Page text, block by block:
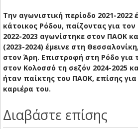
Την αγωνιστική περίοδο 2021-2022
κάτοικος Ρόδου, παίζοντας για
2022-2023 αγωνίστηκε στον ΠΑΟΚ
(2023-2024) έμεινε στη
στον Άρη. Επιστροφή στη Ρόδο για
στον Κολοσσό τη σεζόν 2024-2025
ήταν παίκτης του ΠΑΟΚ, επίσης
καριέρα του.
Διαβάστε επίσης